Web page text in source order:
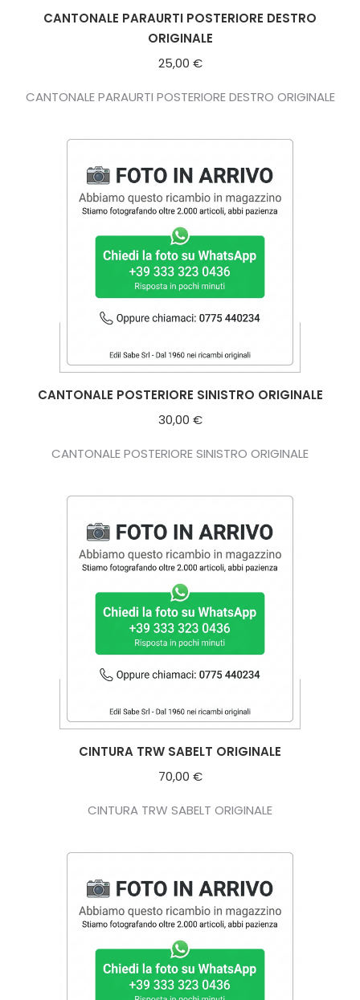
CANTONALE PARAURTI POSTERIORE DESTRO
ORIGINALE
25,00 €
CANTONALE PARAURTI POSTERIORE DESTRO ORIGINALE
CANTONALE POSTERIORE SINISTRO ORIGINALE
30,00 €
CANTONALE POSTERIORE SINISTRO ORIGINALE
CINTURA TRW SABELT ORIGINALE
70,00 €
CINTURA TRW SABELT ORIGINALE